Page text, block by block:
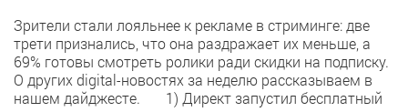
Зрители стали лояльнее к рекламе в стриминге: две
трети признались, что она раздражает их меньше, а
69% готовы смотреть ролики ради скидки на подписку.
О других digital-новостях за неделю рассказываем в
нашем дайджесте. 1) Директ запустил бесплатный